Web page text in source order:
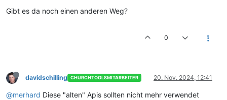
Gibt es da noch einen anderen Weg?
0
davidschilling CHURCHTOOLSMITARBEITER 20. Nov. 2024, 12:41
@merhard Diese "alten" Apis sollten nicht mehr verwendet